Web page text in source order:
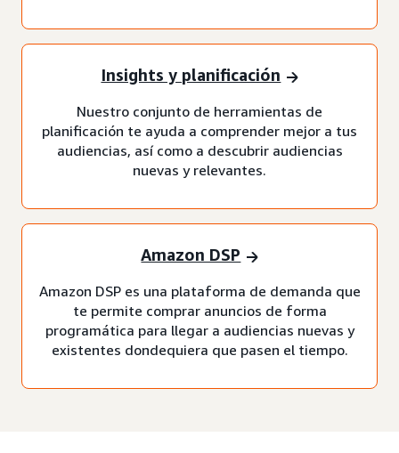
Insights y planificación
Nuestro conjunto de herramientas de
planificación te ayuda a comprender mejor a tus
audiencias, así como a descubrir audiencias
nuevas y relevantes.
Amazon DSP
Amazon DSP es una plataforma de demanda que
te permite comprar anuncios de forma
programática para llegar a audiencias nuevas y
existentes dondequiera que pasen el tiempo.